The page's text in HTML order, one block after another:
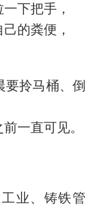
下把手，
的粪便，
拎马桶、倒
一直可见。
业、铸铁管